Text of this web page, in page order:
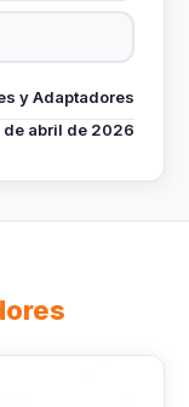
y Adaptadores
de abril de 2026